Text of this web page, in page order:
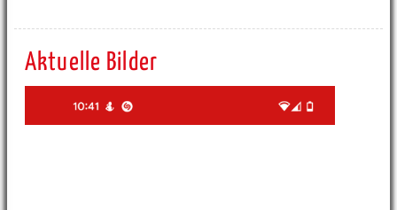
Aktuelle Bilder